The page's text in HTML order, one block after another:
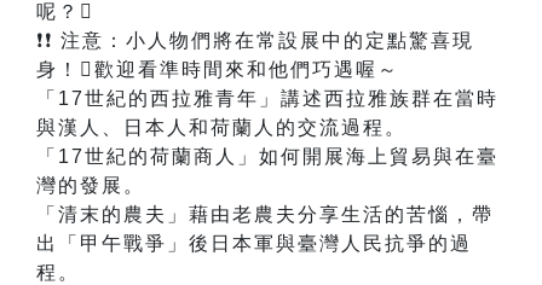
呢？
❗❗ 注意：小人物們將在常設展中的定點驚喜現
身！歡迎看準時間來和他們巧遇喔～
「17世紀的西拉雅青年」講述西拉雅族群在當時
與漢人、日本人和荷蘭人的交流過程。
「17世紀的荷蘭商人」如何開展海上貿易與在臺
灣的發展。
「清末的農夫」藉由老農夫分享生活的苦惱，帶
出「甲午戰爭」後日本軍與臺灣人民抗爭的過
程。